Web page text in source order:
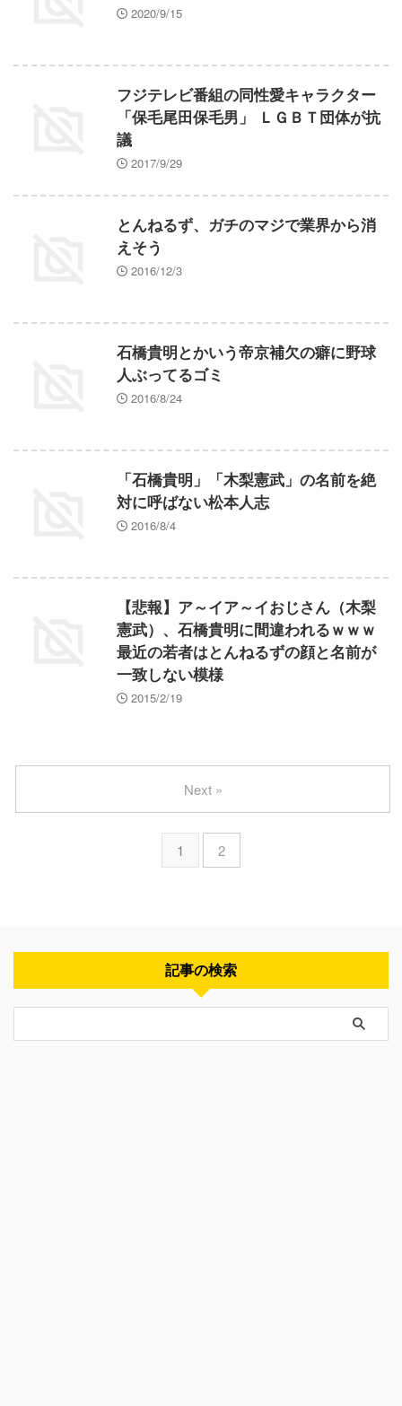
2020/9/15
フジテレビ番組の同性愛キャラクター
「保毛尾田保毛男」 ＬＧＢＴ団体が抗
議
2017/9/29
とんねるず、ガチのマジで業界から消
えそう
2016/12/3
石橋貴明とかいう帝京補欠の癖に野球
人ぶってるゴミ
2016/8/24
「石橋貴明」「木梨憲武」の名前を絶
対に呼ばない松本人志
2016/8/4
【悲報】ア～イア～イおじさん（木梨
憲武）、石橋貴明に間違われるｗｗｗ
最近の若者はとんねるずの顔と名前が
一致しない模様
2015/2/19
1 2
Next »
記事の検索